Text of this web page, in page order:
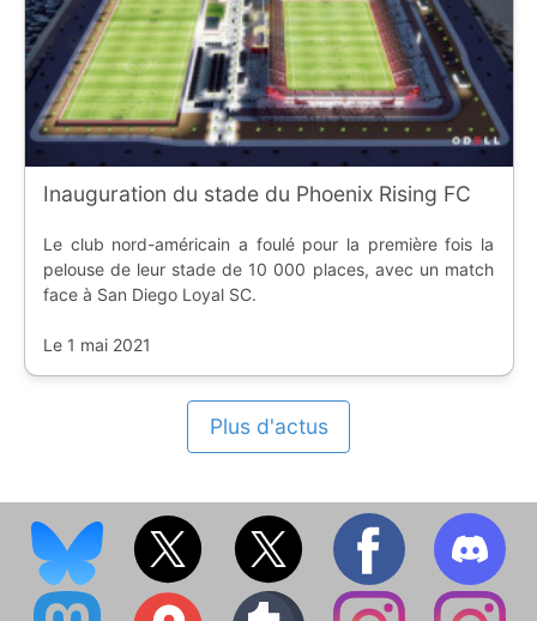
Inauguration du stade du Phoenix Rising FC
Le club nord-américain a foulé pour la première fois la
pelouse de leur stade de 10 000 places, avec un match
face à San Diego Loyal SC.
Le 1 mai 2021
Plus d'actus